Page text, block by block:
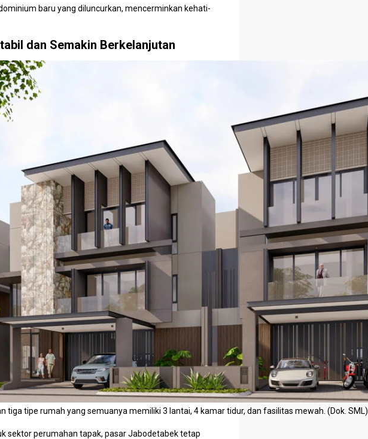
baru yang diluncurkan, mencerminkan kehati-
dan Semakin Berkelanjutan
tiga tipe rumah yang semuanya memiliki 3 lantai, 4 kamar tidur, dan fasilitas mewah. (Dok. SML)
sektorperumahan tapak, pasar Jabodetabek tetap